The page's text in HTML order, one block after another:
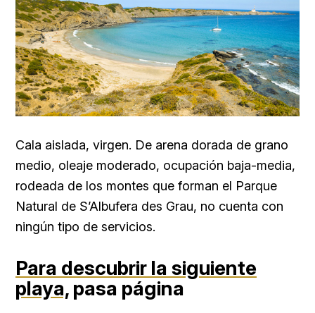
Cala aislada, virgen. De arena dorada de grano
medio, oleaje moderado, ocupación baja-media,
rodeada de los montes que forman el Parque
Natural de S’Albufera des Grau, no cuenta con
ningún tipo de servicios.
Para descubrir la siguiente
playa, pasa página